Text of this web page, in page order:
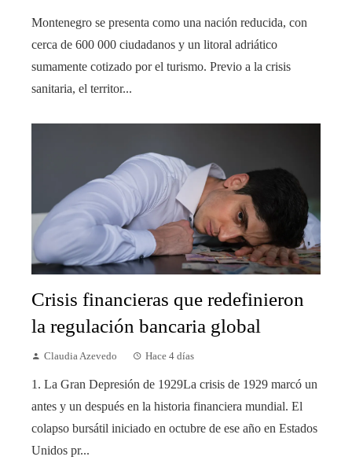
Montenegro se presenta como una nación reducida, con
cerca de 600 000 ciudadanos y un litoral adriático
sumamente cotizado por el turismo. Previo a la crisis
sanitaria, el territor...
Crisis financieras que redefinieron
la regulación bancaria global
Claudia Azevedo Hace 4 días
1. La Gran Depresión de 1929La crisis de 1929 marcó un
antes y un después en la historia financiera mundial. El
colapso bursátil iniciado en octubre de ese año en Estados
Unidos pr...